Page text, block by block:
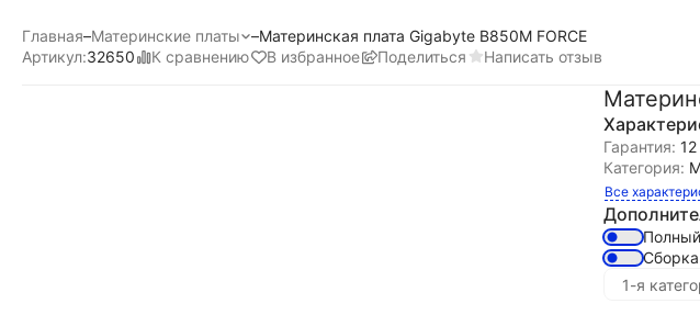
Главная–Материнские платы –Материнская плата Gigabyte B850M FORCE
Артикул:32650 К сравнению В избранное Поделиться Написать отзыв
Гарантия:
Категория:
Все